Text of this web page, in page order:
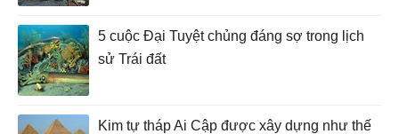
5 cuộc Đại Tuyệt chủng đáng sợ trong lịch
sử Trái đất
Kim tự tháp Ai Cập được xây dựng như thế